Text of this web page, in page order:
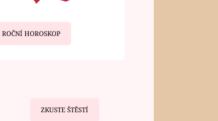
ROČNÍ HOROSKOP
ZKUSTE ŠTĚSTÍ